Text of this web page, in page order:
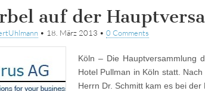
auf der
• 18. März 2013 • 0 Comments
Köln – Die Hauptversammlung
Hotel Pullman in Köln statt.
Herrn Dr. Schmitt kam es bei